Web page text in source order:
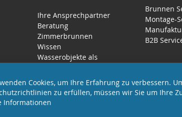
Ihre Ansprechpartner
Beratung
Zimmerbrunnen
Wissen
Wasserobjekte als
Brunnen
Montage-
B2B
Cookies, um Ihre Erfahrung zu verbessern.
zu erfüllen, müssen wir Sie um Ihre
Informationen